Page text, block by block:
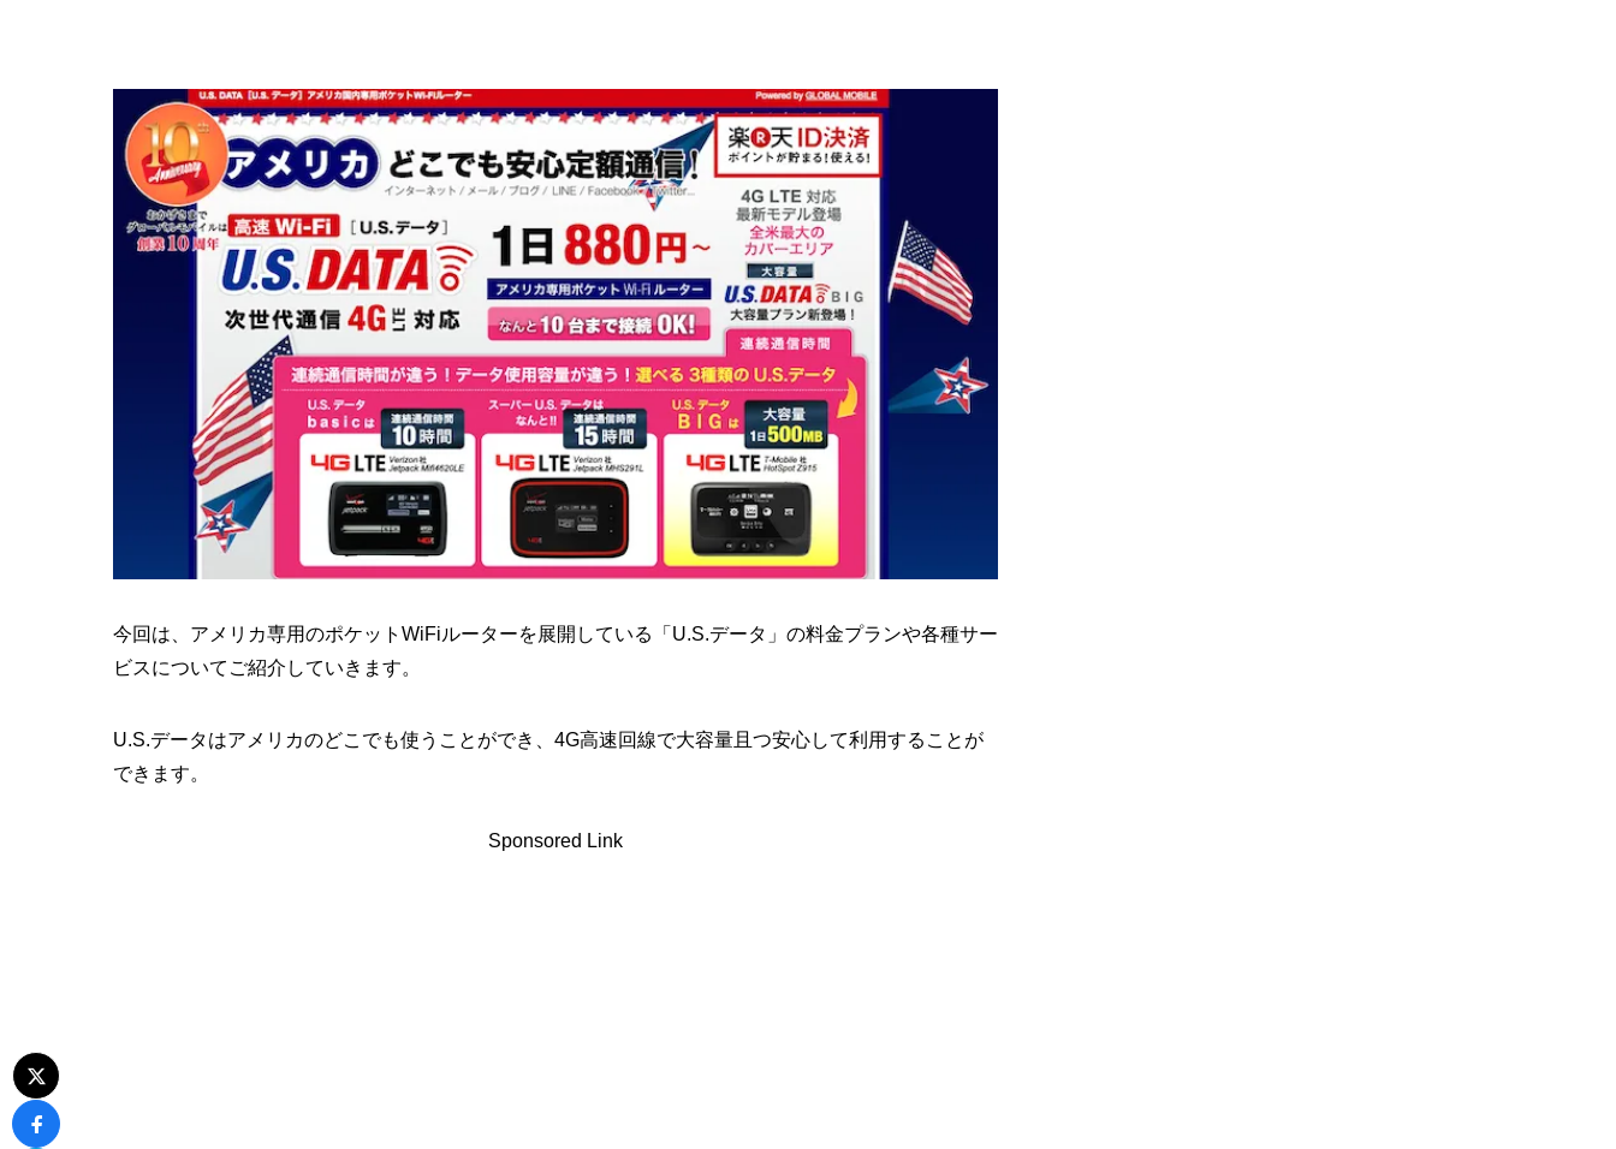
今回は、アメリカ専用のポケットWiFiルーターを展開している「U.S.データ」の料金プランや各種サー
ビスについてご紹介していきます。
U.S.データはアメリカのどこでも使うことができ、4G高速回線で大容量且つ安心して利用することが
できます。
Sponsored Link